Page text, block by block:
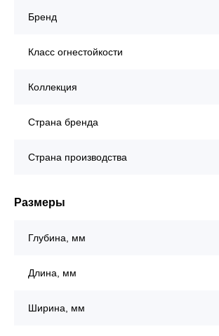
Бренд
Класс огнестойкости
Коллекция
Страна бренда
Страна производства
Размеры
Глубина, мм
Длина, мм
Ширина, мм